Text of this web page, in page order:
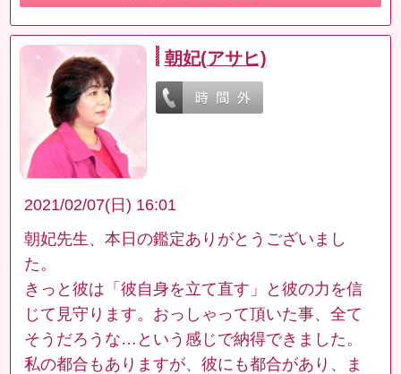
朝妃(アサヒ)
2021/02/07(日) 16:01
朝妃先生、本日の鑑定ありがとうございまし
た。
きっと彼は「彼自身を立て直す」と彼の力を信
じて見守ります。おっしゃって頂いた事、全て
そうだろうな…という感じで納得できました。
私の都合もありますが、彼にも都合があり、ま